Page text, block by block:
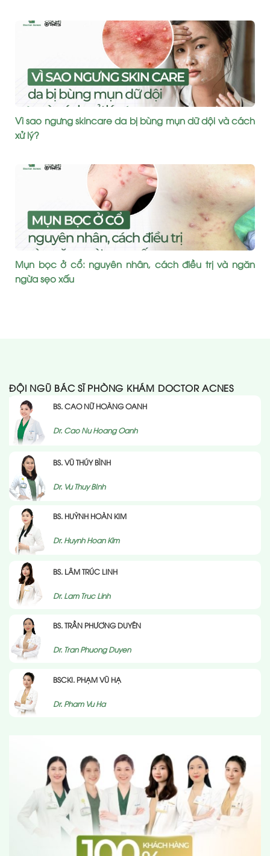
Vì sao ngưng skincare da bị bùng mụn dữ dội và cách
xử lý?
Mụn bọc ở cổ: nguyên nhân, cách điều trị và ngăn
ngừa sẹo xấu
ĐỘI NGŨ BÁC SĨ PHÒNG KHÁM DOCTOR ACNES
BS. CAO NỮ HOÀNG OANH
Dr. Cao Nu Hoang Oanh
BS. VŨ THÚY BÌNH
Dr. Vu Thuy BInh
BS. HUỲNH HOÀN KIM
Dr. Huynh Hoan Kim
BS. LÂM TRÚC LINH
Dr. Lam Truc Linh
BS. TRẦN PHƯƠNG DUYÊN
Dr. Tran Phuong Duyen
BSCKI. PHẠM VŨ HẠ
Dr. Pham Vu Ha